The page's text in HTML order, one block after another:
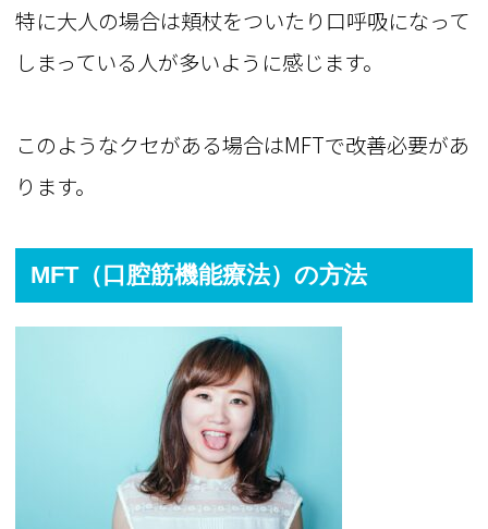
特に大人の場合は頬杖をついたり口呼吸になって
しまっている人が多いように感じます。
このようなクセがある場合はMFTで改善必要があ
ります。
MFT（口腔筋機能療法） の方法